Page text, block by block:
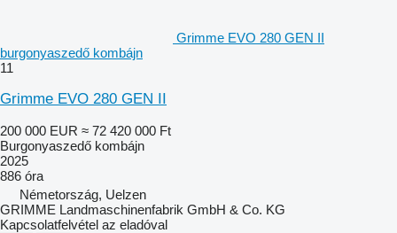
Grimme EVO 280 GEN II
burgonyaszedő kombájn
11
Grimme EVO 280 GEN II
200 000 EUR ≈ 72 420 000 Ft
Burgonyaszedő kombájn
2025
886 óra
Németország, Uelzen
GRIMME Landmaschinenfabrik GmbH & Co. KG
Kapcsolatfelvétel az eladóval